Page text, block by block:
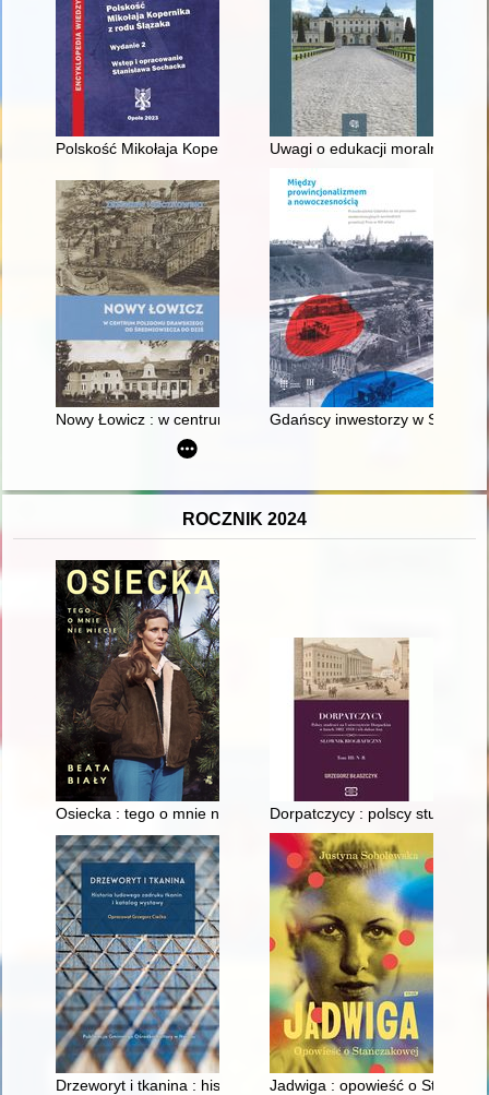
Polskość Mikołaja Kopernika z rodu ŚlązakaUwagi o edukacji moralnej
Nowy Łowicz : w centrum poligonu drawskiego od
Gdańscy inwestorzy w
ROCZNIK 2024
Osiecka : tego o mnie nie wiecieDorpatczycy : polscy studenci
Drzeworyt i tkanina : historia ludowego zadruku tkanin i
Jadwiga : opowieść o